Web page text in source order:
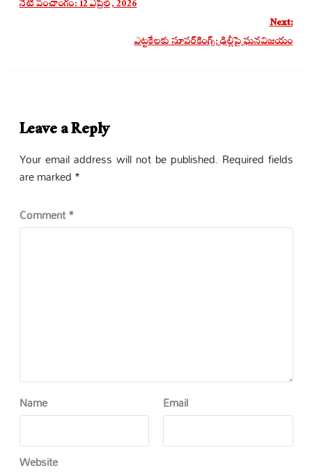
నేటి పంచాంగం: 12 ఏప్రిల్, 2026
Next:
ఎట్టకేలకు సూపర్‌కింగ్స్: ఢిల్లీపై ఘనవిజయం
Leave a Reply
Your email address will not be published. Required fields
are marked *
Comment*
Name Email
Website